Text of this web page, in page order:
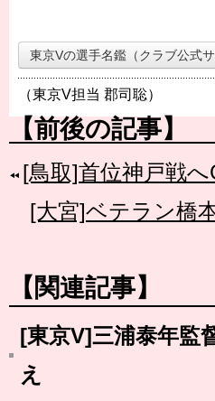
東京Vの選手名鑑（クラブ公式サ
（東京V担当 郡司聡）
【前後の記事】
[鳥取]首位神戸戦
[大宮]ベテラン橋
【関連記事】
[東京V]三浦泰年監
え